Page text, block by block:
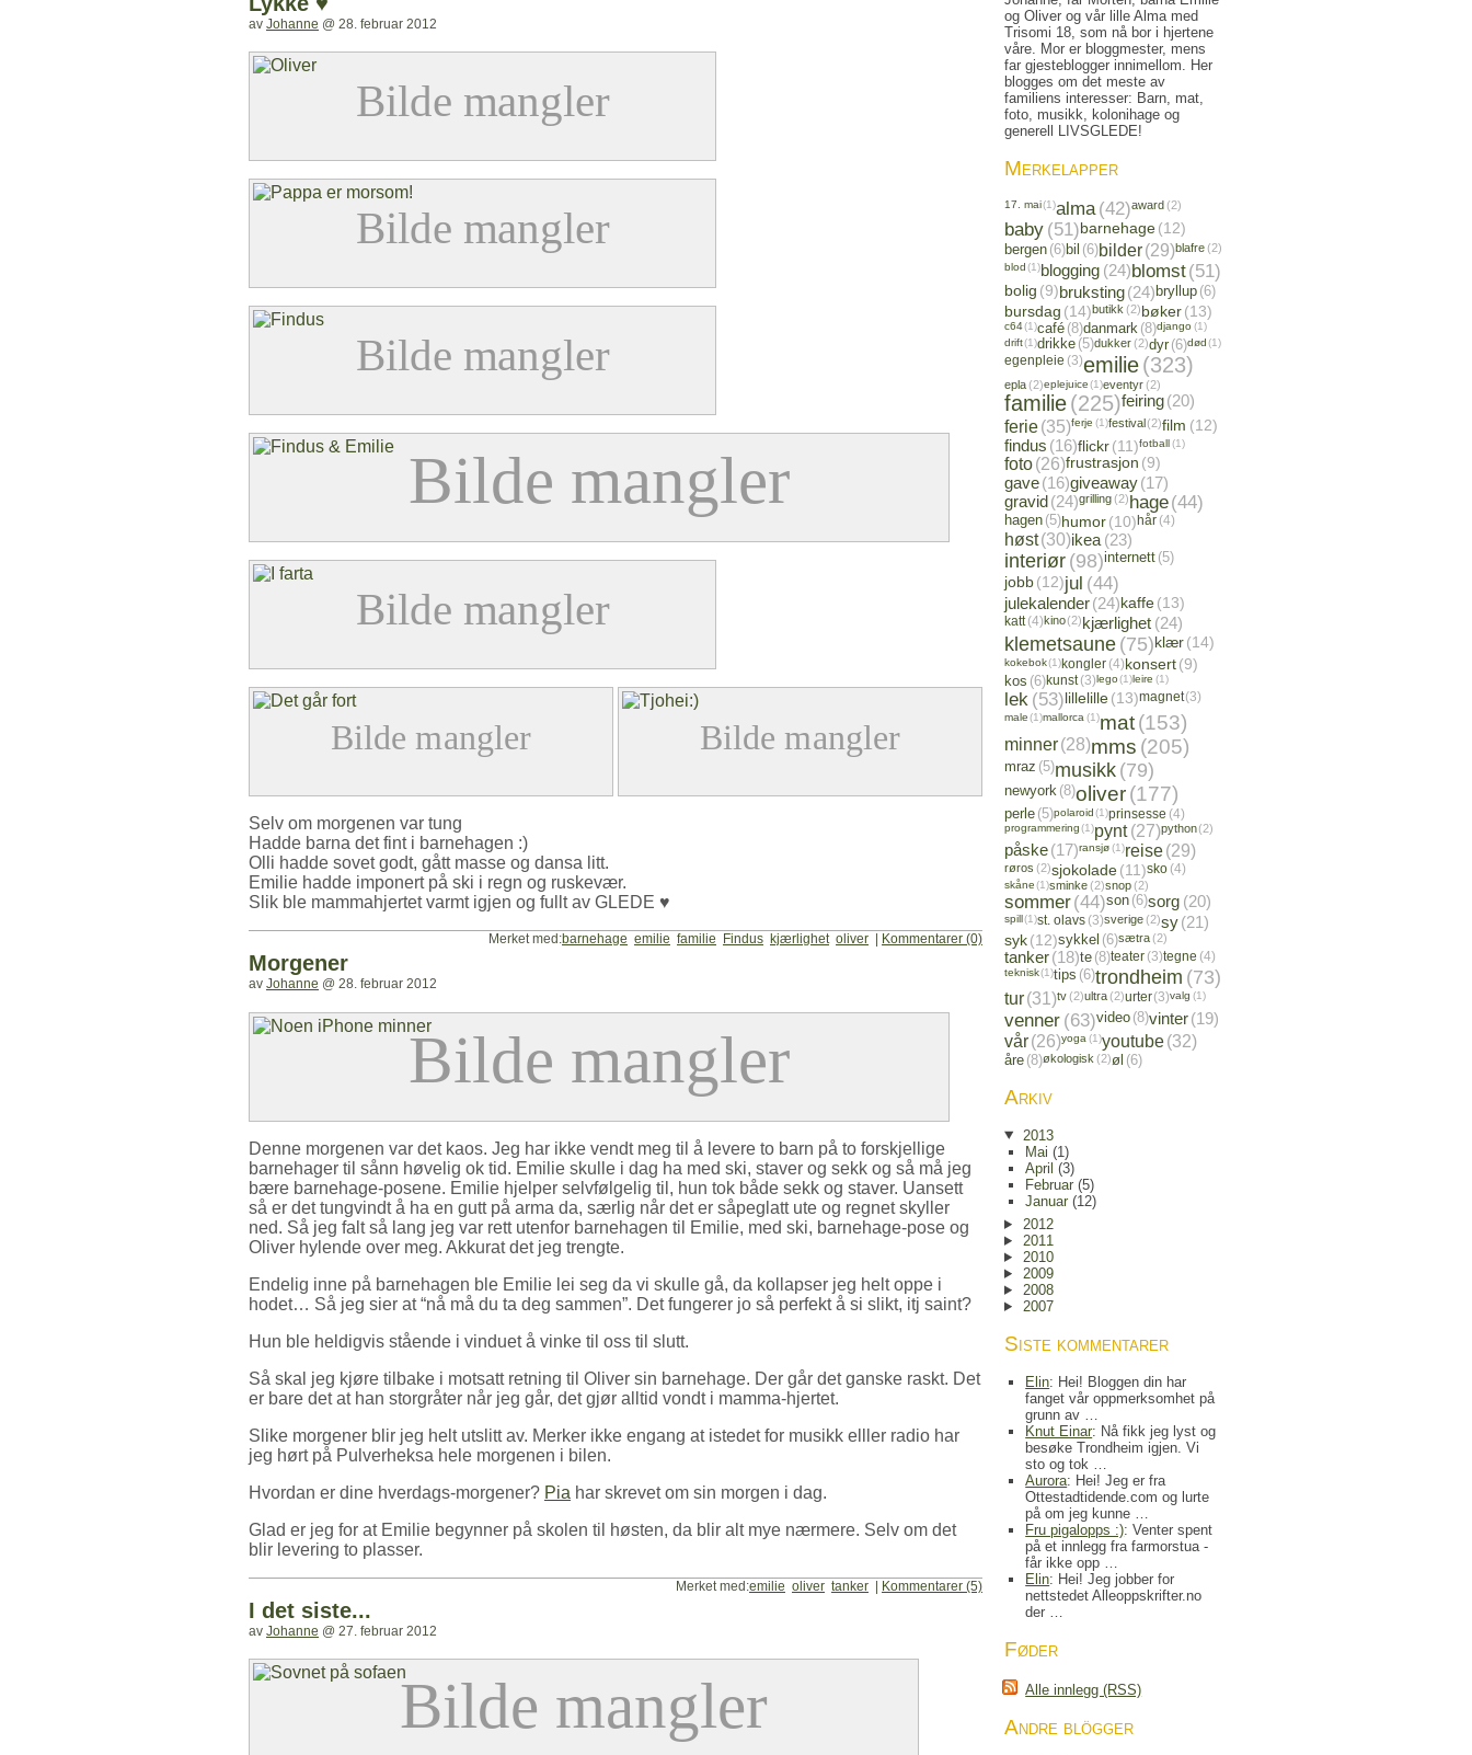
av Johanne @ 28. februar 2012
Selv om morgenen var tung
Hadde barna det fint i barnehagen :)
Olli hadde sovet godt, gått masse og dansa litt.
Emilie hadde imponert på ski i regn og ruskevær.
Slik ble mammahjertet varmt igjen og fullt av GLEDE ♥
Merket med:barnehage emilie familie Findus kjærlighet oliver Kommentarer (0)
Morgener
av Johanne @ 28. februar 2012
Denne morgenen var det kaos. Jeg har ikke vendt meg til å levere to barn på to forskjellige
barnehager til sånn høvelig ok tid. Emilie skulle i dag ha med ski, staver og sekk og så må jeg
bære barnehage-posene. Emilie hjelper selvfølgelig til, hun tok både sekk og staver. Uansett
så er det tungvindt å ha en gutt på arma da, særlig når det er såpeglatt ute og regnet skyller
ned. Så jeg falt så lang jeg var rett utenfor barnehagen til Emilie, med ski, barnehage-pose og
Oliver hylende over meg. Akkurat det jeg trengte.
Endelig inne på barnehagen ble Emilie lei seg da vi skulle gå, da kollapser jeg helt oppe i
hodet… Så jeg sier at “nå må du ta deg sammen”. Det fungerer jo så perfekt å si slikt, itj saint?
Hun ble heldigvis stående i vinduet å vinke til oss til slutt.
Så skal jeg kjøre tilbake i motsatt retning til Oliver sin barnehage. Der går det ganske raskt. Det
er bare det at han storgråter når jeg går, det gjør alltid vondt i mamma-hjertet.
Slike morgener blir jeg helt utslitt av. Merker ikke engang at istedet for musikk elller radio har
jeg hørt på Pulverheksa hele morgenen i bilen.
Hvordan er dine hverdags-morgener? Pia har skrevet om sin morgen i dag.
Glad er jeg for at Emilie begynner på skolen til høsten, da blir alt mye nærmere. Selv om det
blir levering to plasser.
Merket med:emilie oliver tanker | Kommentarer (5)
I det siste...
av Johanne @ 27. februar 2012
og Oliver og vår lille Alma med
Trisomi 18, som nå bor i hjertene
våre. Mor er bloggmester, mens
far gjesteblogger innimellom. Her
blogges om det meste av
familiens interesser: Barn, mat,
foto, musikk, kolonihage og
generell LIVSGLEDE!
Merkelapper
17. mai(1)alma (42)award (2)
baby (51)barnehage (12)
bergen (6)bil (6)bilder(29)blafre (2)
blod (1)blogging (24)blomst(51)
bolig (9)bruksting(24)bryllup (6)
bursdag (14)butikk (2)bøker (13)
c64(1)café (8)danmark (8)django (1)
drift(1)drikke (5)dukker (2)dyr (6)død (1)
egenpleie (3)emilie(323)
epla (2)eplejuice(1)eventyr (2)
familie(225)feiring(20)
ferie(35)ferje (1)festival(2)film (12)
findus (16)flickr(11)fotball(1)
foto(26)frustrasjon (9)
gave(16)giveaway(17)
gravid(24)grilling (2)hage(44)
hagen (5)humor(10)hår (4)
høst(30)ikea (23)
interiør (98)internett (5)
jobb(12)jul (44)
julekalender(24)kaffe(13)
katt (4)kino(2)kjærlighet (24)
klemetsaune (75)klær (14)
kokebok(1)kongler (4)konsert (9)
kos (6)kunst (3)lego(1)leire (1)
lek (53)lillelille (13)magnet(3)
male (1)mallorca (1)mat(153)
minner(28)mms (205)
mraz (5)musikk (79)
newyork (8)oliver(177)
perle (5)polaroid (1)prinsesse (4)
programmering (1)pynt (27)python(2)
påske(17)ransjø(1)reise(29)
røros (2)sjokolade (11)sko (4)
skåne (1)sminke (2)snop (2)
sommer(44)son (6)sorg (20)
spill(1)st. olavs (3)sverige (2)sy(21)
syk(12)sykkel (6)sætra (2)
tanker(18)te (8)teater (3)tegne (4)
teknisk(1)tips (6)trondheim (73)
tur(31)tv (2)ultra (2)urter(3)valg (1)
venner (63)video (8)vinter (19)
vår(26)yoga (1)youtube(32)
åre (8)økologisk (2)øl (6)
Arkiv
2013
Mai (1)
April (3)
Februar (5)
Januar (12)
2012
2011
2010
2009
2008
2007
Siste kommentarer
Elin: Hei! Bloggen din har
fanget vår oppmerksomhet på
grunn av …
Knut Einar: Nå fikk jeg lyst og
besøke Trondheim igjen. Vi
sto og tok …
Aurora: Hei! Jeg er fra
Ottestadtidende.com og lurte
på om jeg kunne …
Fru pigalopps :): Venter spent
på et innlegg fra farmorstua -
får ikke opp …
Elin: Hei! Jeg jobber for
nettstedet Alleoppskrifter.no
der …
Føder
Alle innlegg (RSS)
Andre blögger